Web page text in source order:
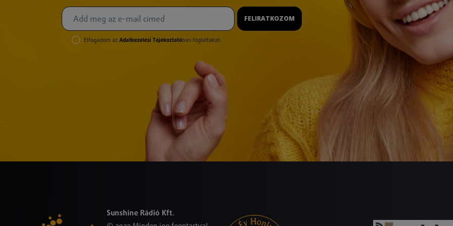
FELIRATKOZOM
Elfogadom az Adatkezelési Tájékoztatóban foglaltakat.
Sunshine Rádió Kft.